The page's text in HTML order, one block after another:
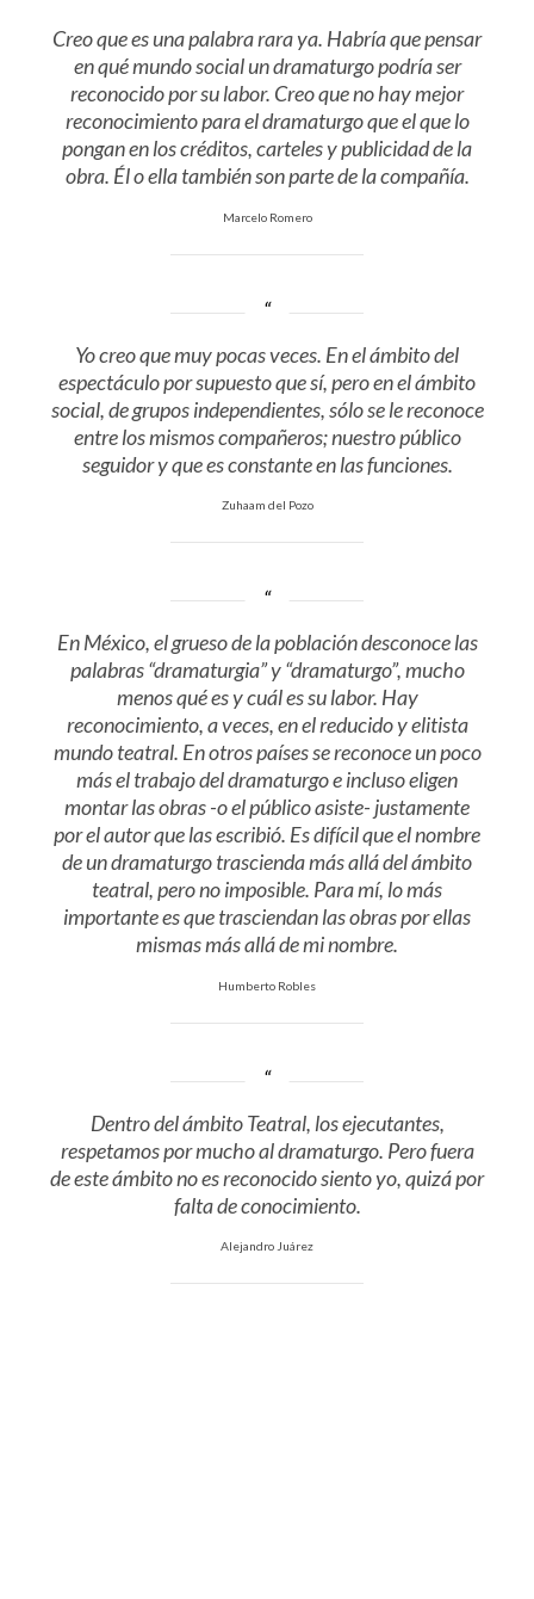
Creo que es una palabra rara ya. Habría que pensar
en qué mundo social un dramaturgo podría ser
reconocido por su labor. Creo que no hay mejor
reconocimiento para el dramaturgo que el que lo
pongan en los créditos, carteles y publicidad de la
obra. Él o ella también son parte de la compañía.
Marcelo Romero
Yo creo que muy pocas veces. En el ámbito del
espectáculo por supuesto que sí, pero en el ámbito
social, de grupos independientes, sólo se le reconoce
entre los mismos compañeros; nuestro público
seguidor y que es constante en las funciones.
Zuhaam del Pozo
En México, el grueso de la población desconoce las
palabras “dramaturgia” y “dramaturgo”, mucho
menos qué es y cuál es su labor. Hay
reconocimiento, a veces, en el reducido y elitista
mundo teatral. En otros países se reconoce un poco
más el trabajo del dramaturgo e incluso eligen
montar las obras -o el público asiste- justamente
por el autor que las escribió. Es difícil que el nombre
de un dramaturgo trascienda más allá del ámbito
teatral, pero no imposible. Para mí, lo más
importante es que trasciendan las obras por ellas
mismas más allá de mi nombre.
Humberto Robles
Dentro del ámbito Teatral, los ejecutantes,
respetamos por mucho al dramaturgo. Pero fuera
de este ámbito no es reconocido siento yo, quizá por
falta de conocimiento.
Alejandro Juárez